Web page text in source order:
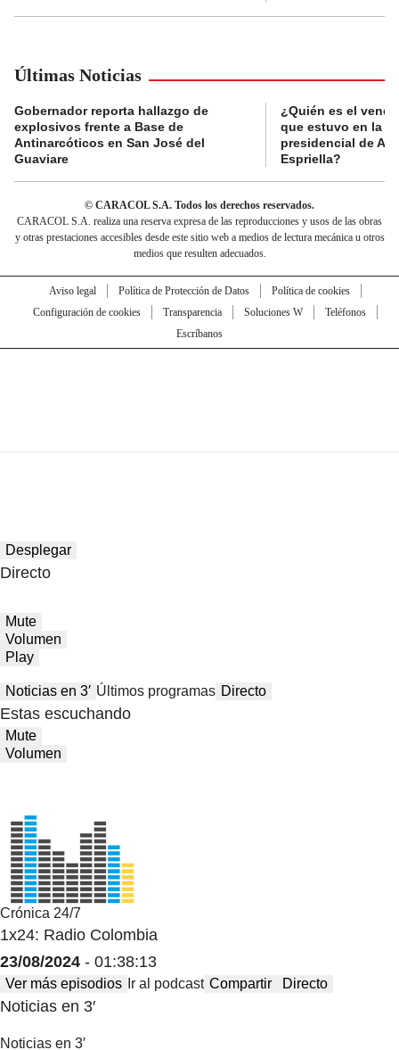
Últimas Noticias
Gobernador reporta hallazgo de
explosivos frente a Base de
Antinarcóticos en San José del
Guaviare
¿Quién es el
que estuvo en la
presidencial de
Espriella?
© CARACOL S.A. Todos los derechos reservados.
CARACOL S.A. realiza una reserva expresa de las reproducciones y usos de las obras
y otras prestaciones accesibles desde este sitio web a medios de lectura mecánica u otros
medios que resulten adecuados.
Aviso legal Política de Protección de Datos
Política de cookies
Configuración de cookies
Transparencia Soluciones W
Teléfonos
Escríbanos
Desplegar
Directo
Mute
Volumen
Play
Noticias en 3′ Últimos programas Directo
Estas escuchando
Mute
Volumen
Crónica 24/7
1x24: Radio Colombia
23/08/2024 - 01:38:13
Ver más episodios Ir al podcast Compartir Directo
Noticias en 3′
Noticias en 3′